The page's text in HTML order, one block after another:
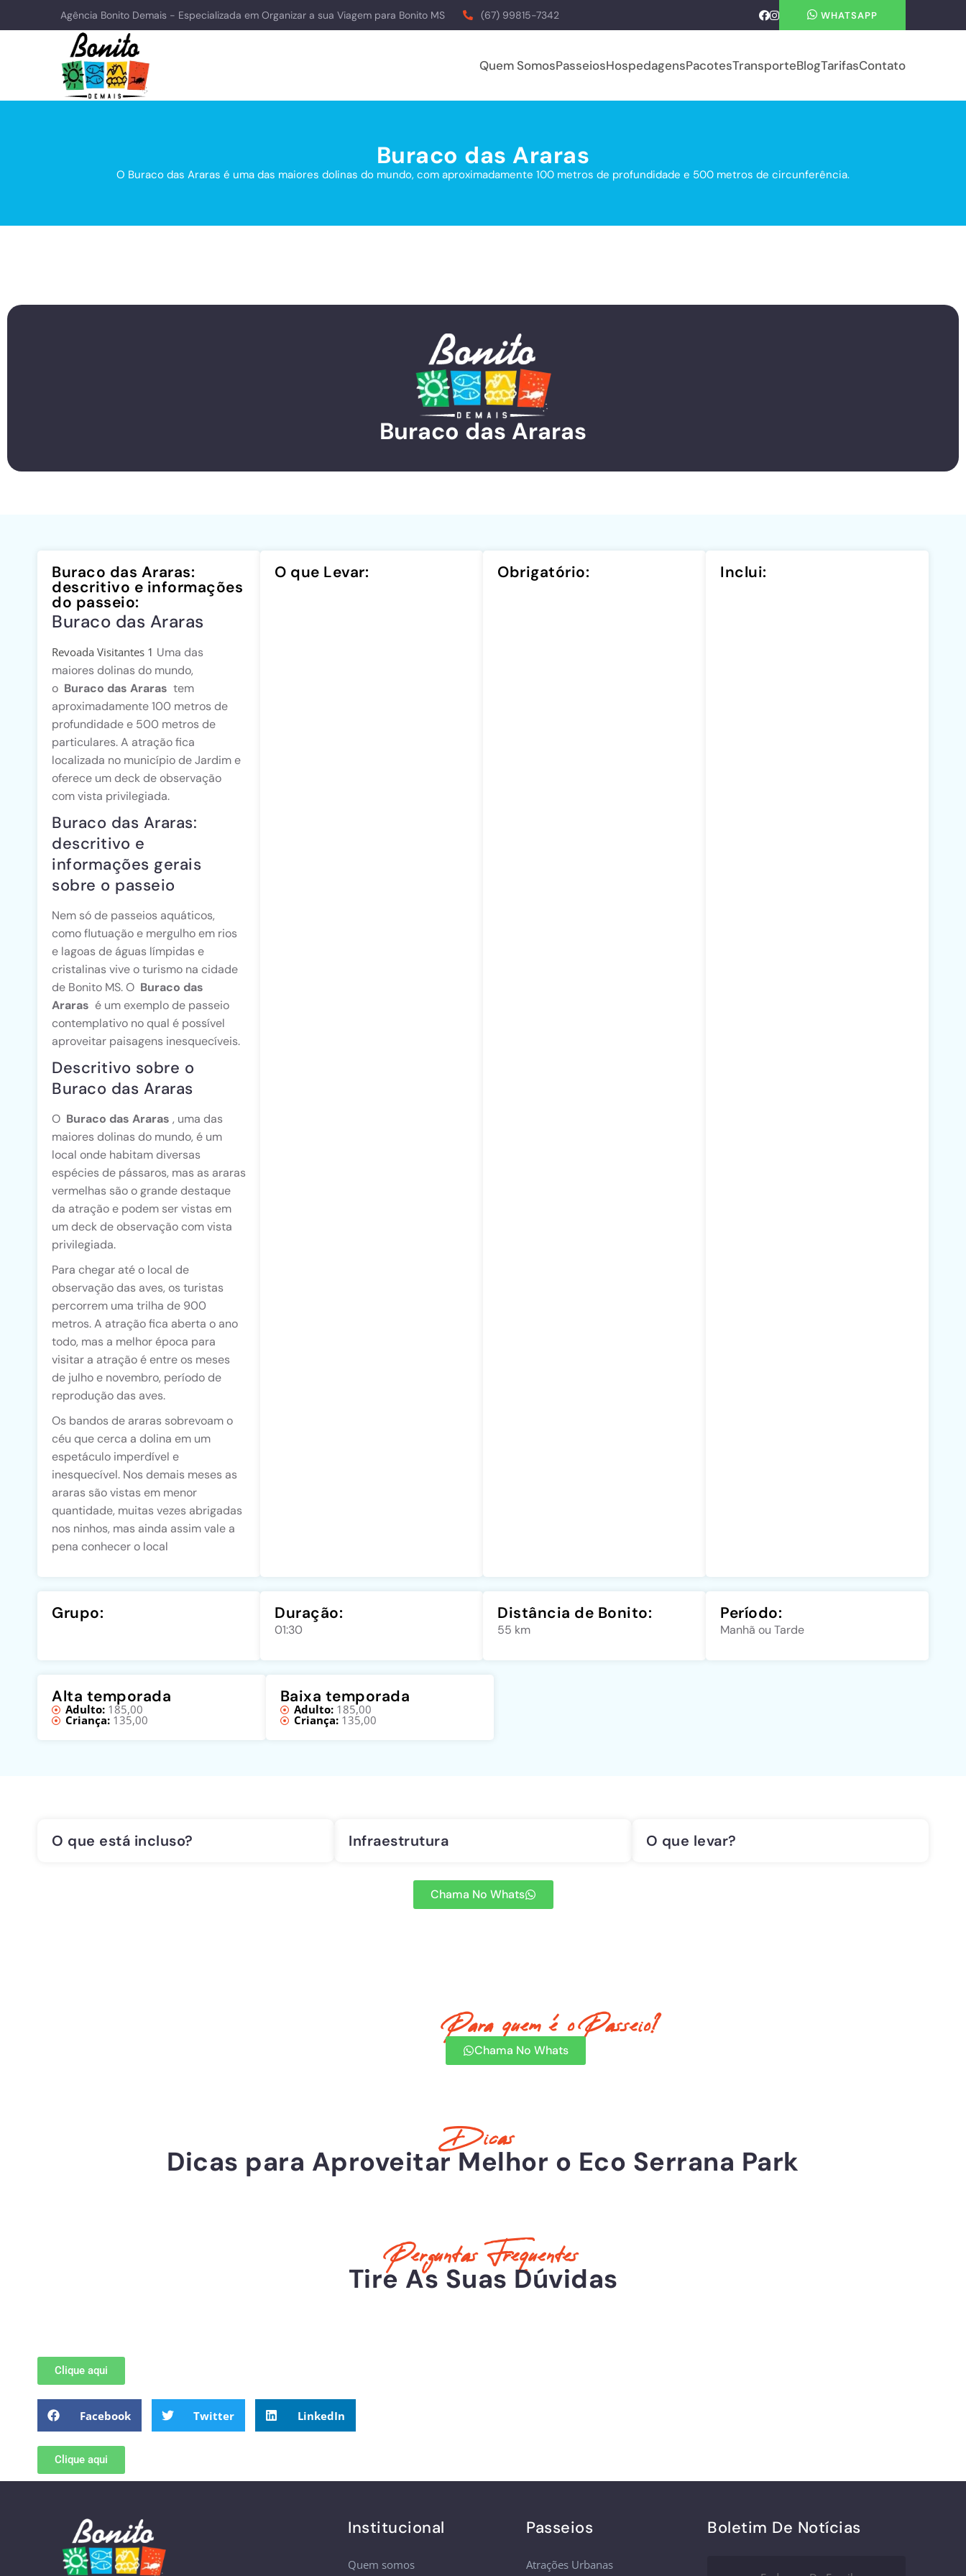
Agência Bonito Demais - Especializada em Organizar a sua Viagem para Bonito MS (67) 99815-7342 WHATSAPP
Quem SomosPasseiosHospedagensPacotesTransporteBlogTarifasContato
Buraco das Araras
O Buraco das Araras é uma das maiores dolinas do mundo, com aproximadamente 100 metros de profundidade e 500 metros de circunferência.
Buraco das Araras
Buraco das Araras:
descritivo e informações
do passeio:
Buraco das Araras
Revoada Visitantes 1 Uma das
maiores dolinas do mundo,
o Buraco das Araras tem
aproximadamente 100 metros de
profundidade e 500 metros de
particulares. A atração fica
localizada no município de Jardim e
oferece um deck de observação
com vista privilegiada.
Buraco das Araras:
descritivo e
informações gerais
sobre o passeio
Nem só de passeios aquáticos,
como flutuação e mergulho em rios
e lagoas de águas límpidas e
cristalinas vive o turismo na cidade
de Bonito MS. O Buraco das
Araras é um exemplo de passeio
contemplativo no qual é possível
aproveitar paisagens inesquecíveis.
Descritivo sobre o
Buraco das Araras
O Buraco das Araras , uma das
maiores dolinas do mundo, é um
local onde habitam diversas
espécies de pássaros, mas as araras
vermelhas são o grande destaque
da atração e podem ser vistas em
um deck de observação com vista
privilegiada.
Para chegar até o local de
observação das aves, os turistas
percorrem uma trilha de 900
metros. A atração fica aberta o ano
todo, mas a melhor época para
visitar a atração é entre os meses
de julho e novembro, período de
reprodução das aves.
Os bandos de araras sobrevoam o
céu que cerca a dolina em um
espetáculo imperdível e
inesquecível. Nos demais meses as
araras são vistas em menor
quantidade, muitas vezes abrigadas
nos ninhos, mas ainda assim vale a
pena conhecer o local
O que Levar: Obrigatório: Inclui:
Grupo: Duração:
01:30
Distância de Bonito:
55 km
Período:
Manhã ou Tarde
Alta temporada
Adulto: 185,00
Criança: 135,00
Baixa temporada
Adulto:185,00
Criança:135,00
O que está incluso? Infraestrutura O que levar?
Chama No Whats
Para quem é o Passeio?
Chama No Whats
Dicas
Dicas para Aproveitar Melhor o Eco Serrana Park
Perguntas Frequentes
Tire As Suas Dúvidas
Clique aqui
Facebook Twitter LinkedIn
Clique aqui
Institucional
Quem somos
Passeios
Atrações Urbanas
Boletim De Notícias